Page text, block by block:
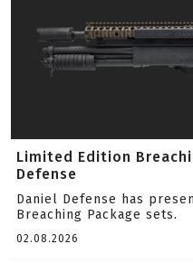
Limited Edition
Defense
Daniel Defense has
Breaching Package sets.
02.08.2026